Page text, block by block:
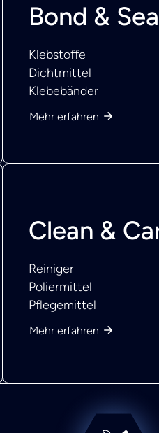
Bond &
Klebstoffe
Dichtmittel
Klebebänder
Mehr erfahren
Clean &
Reiniger
Poliermittel
Pflegemittel
Mehr erfahren